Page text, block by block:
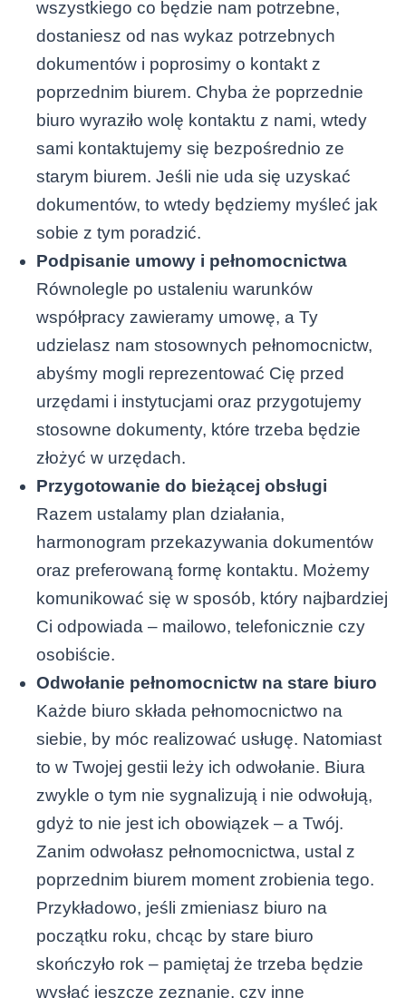
wszystkiego co będzie nam potrzebne,
dostaniesz od nas wykaz potrzebnych
dokumentów i poprosimy o kontakt z
poprzednim biurem. Chyba że poprzednie
biuro wyraziło wolę kontaktu z nami, wtedy
sami kontaktujemy się bezpośrednio ze
starym biurem. Jeśli nie uda się uzyskać
dokumentów, to wtedy będziemy myśleć jak
sobie z tym poradzić.
Podpisanie umowy i pełnomocnictwa
Równolegle po ustaleniu warunków
współpracy zawieramy umowę, a Ty
udzielasz nam stosownych pełnomocnictw,
abyśmy mogli reprezentować Cię przed
urzędami i instytucjami oraz przygotujemy
stosowne dokumenty, które trzeba będzie
złożyć w urzędach.
Przygotowanie do bieżącej obsługi
Razem ustalamy plan działania,
harmonogram przekazywania dokumentów
oraz preferowaną formę kontaktu. Możemy
komunikować się w sposób, który najbardziej
Ci odpowiada – mailowo, telefonicznie czy
osobiście.
Odwołanie pełnomocnictw na stare biuro
Każde biuro składa pełnomocnictwo na
siebie, by móc realizować usługę. Natomiast
to w Twojej gestii leży ich odwołanie. Biura
zwykle o tym nie sygnalizują i nie odwołują,
gdyż to nie jest ich obowiązek – a Twój.
Zanim odwołasz pełnomocnictwa, ustal z
poprzednim biurem moment zrobienia tego.
Przykładowo, jeśli zmieniasz biuro na
początku roku, chcąc by stare biuro
skończyło rok – pamiętaj że trzeba będzie
wysłać jeszcze zeznanie, czy inne